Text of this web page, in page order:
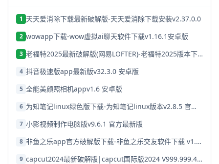
1 天天爱消除下载最新破解版-天天爱消除下载安装v2.37.0.0
2 wowapp下载-wow虚拟ai聊天软件下载v1.16.1安卓版
3 老福特2025最新破解版(网易LOFTER)-老福特2025版本下载v8.1.22
4 抖音极速版app最新版v32.3.0 安卓版
5 全能美颜照相机appv1.6 安卓版
6 为知笔记linux绿色版下载-为知笔记linux版本v2.8.5 官方破解版
7 小影视频制作电脑版v9.6.1 官方最新版
8 非鱼之乐app官方破解版下载-非鱼之乐交友软件下载 v1.3.9安卓版
9 capcut2024最新破解版|capcut国际版2024 V999.999.45 安卓版下载